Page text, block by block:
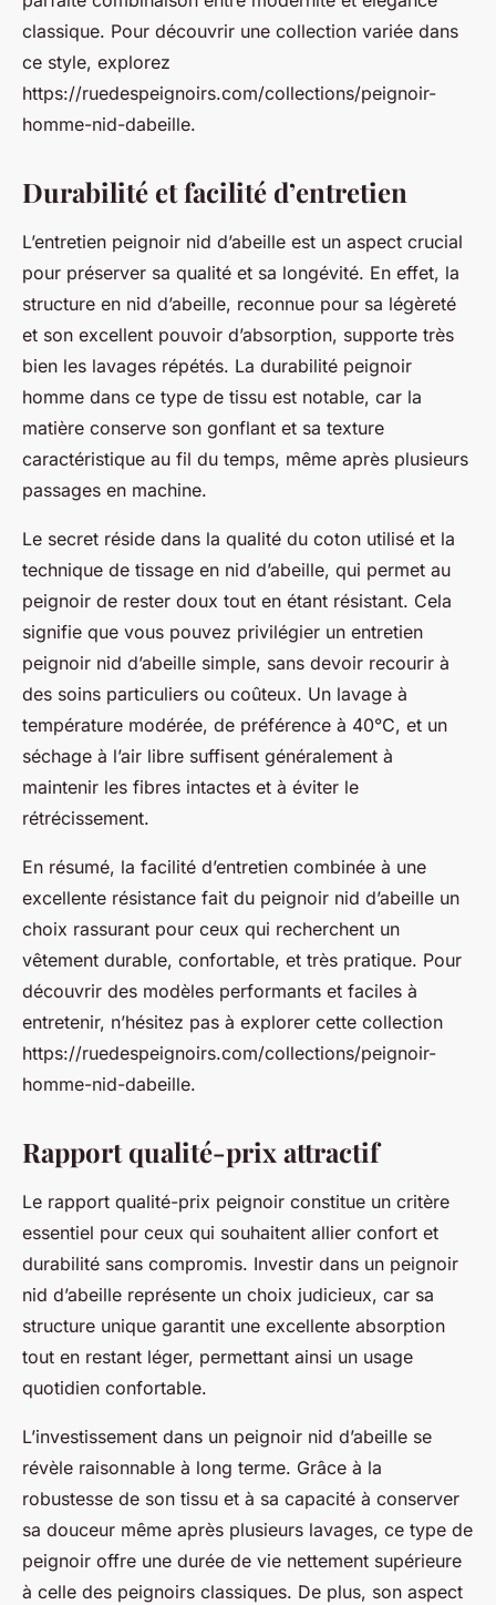
classique. Pour découvrir une collection variée dans
ce style, explorez
https://ruedespeignoirs.com/collections/peignoir-
homme-nid-dabeille.
Durabilité et facilité d’entretien
L’entretien peignoir nid d’abeille est un aspect crucial
pour préserver sa qualité et sa longévité. En effet, la
structure en nid d’abeille, reconnue pour sa légèreté
et son excellent pouvoir d’absorption, supporte très
bien les lavages répétés. La durabilité peignoir
homme dans ce type de tissu est notable, car la
matière conserve son gonflant et sa texture
caractéristique au fil du temps, même après plusieurs
passages en machine.
Le secret réside dans la qualité du coton utilisé et la
technique de tissage en nid d’abeille, qui permet au
peignoir de rester doux tout en étant résistant. Cela
signifie que vous pouvez privilégier un entretien
peignoir nid d’abeille simple, sans devoir recourir à
des soins particuliers ou coûteux. Un lavage à
température modérée, de préférence à 40°C, et un
séchage à l’air libre suffisent généralement à
maintenir les fibres intactes et à éviter le
rétrécissement.
En résumé, la facilité d’entretien combinée à une
excellente résistance fait du peignoir nid d’abeille un
choix rassurant pour ceux qui recherchent un
vêtement durable, confortable, et très pratique. Pour
découvrir des modèles performants et faciles à
entretenir, n’hésitez pas à explorer cette collection
https://ruedespeignoirs.com/collections/peignoir-
homme-nid-dabeille.
Rapport qualité-prix attractif
Le rapport qualité-prix peignoir constitue un critère
essentiel pour ceux qui souhaitent allier confort et
durabilité sans compromis. Investir dans un peignoir
nid d’abeille représente un choix judicieux, car sa
structure unique garantit une excellente absorption
tout en restant léger, permettant ainsi un usage
quotidien confortable.
L’investissement dans un peignoir nid d’abeille se
révèle raisonnable à long terme. Grâce à la
robustesse de son tissu et à sa capacité à conserver
sa douceur même après plusieurs lavages, ce type de
peignoir offre une durée de vie nettement supérieure
à celle des peignoirs classiques. De plus, son aspect